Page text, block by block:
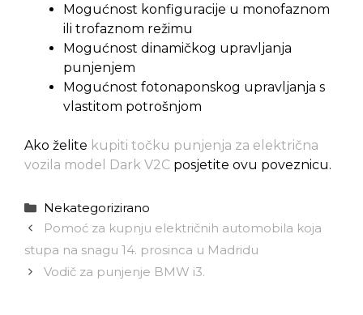
Mogućnost konfiguracije u monofaznom
ili trofaznom režimu
Mogućnost dinamičkog upravljanja
punjenjem
Mogućnost fotonaponskog upravljanja s
vlastitom potrošnjom
Ako želite kupiti točku punjenja za električna
vozila model Dark V2C posjetite ovu poveznicu.
Kategorije
Nekategorizirano
Pomoć za kupnju električnih automobila koja
stupa na snagu 14. prosinca u Madridu
Vodič za punjenje BMW i3.